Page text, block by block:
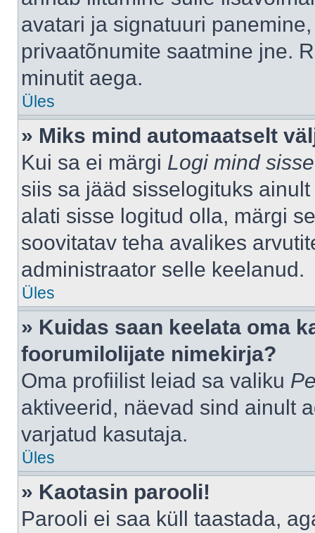
avatari ja signatuuri
privaatõnumite saatmine jne.
minutit aega.
Üles
» Miks mind automaatselt
Kui sa ei märgi Logi mind
siis sa jääd sisselogituks
alati sisse logitud olla, märgi
soovitatav teha avalikes
administraator selle keelanud.
Üles
» Kuidas saan keelata oma
foorumilolijate nimekirja?
Oma profiilist leiad sa valiku
aktiveerid, näevad sind ainult
varjatud kasutaja.
Üles
» Kaotasin parooli!
Parooli ei saa küll taastada,